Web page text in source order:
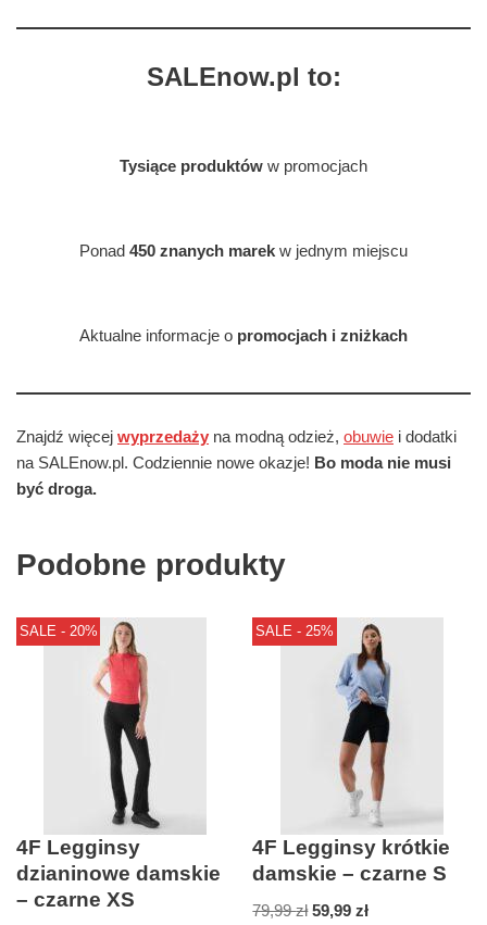
SALEnow.pl to:
Tysiące produktów w promocjach
Ponad 450 znanych marek w jednym miejscu
Aktualne informacje o promocjach i zniżkach
Znajdź więcej wyprzedaży na modną odzież, obuwie i dodatki
na SALEnow.pl. Codziennie nowe okazje! Bo moda nie musi
być droga.
Podobne produkty
SALE - 20%
4F Legginsy
dzianinowe damskie
– czarne XS
SALE - 25%
4F Legginsy krótkie
damskie – czarne S
79,99zł 59,99zł